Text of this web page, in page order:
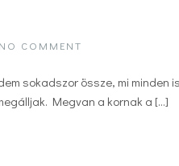
NO COMMENT
sokadszor össze, mi minden
Megvan a kornak a […]